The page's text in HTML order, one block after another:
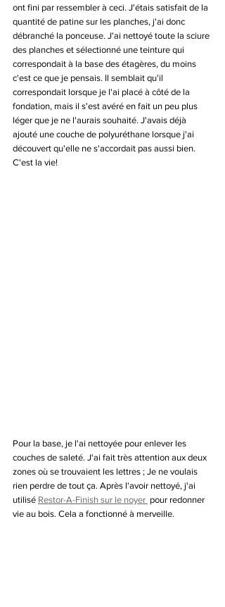
ont fini par ressembler à ceci. J'étais satisfait de la
quantité de patine sur les planches, j'ai donc
débranché la ponceuse. J'ai nettoyé toute la sciure
des planches et sélectionné une teinture qui
correspondait à la base des étagères, du moins
c'est ce que je pensais. Il semblait qu'il
correspondait lorsque je l'ai placé à côté de la
fondation, mais il s'est avéré en fait un peu plus
léger que je ne l'aurais souhaité. J'avais déjà
ajouté une couche de polyuréthane lorsque j'ai
découvert qu'elle ne s'accordait pas aussi bien.
C'est la vie!
Pour la base, je l'ai nettoyée pour enlever les
couches de saleté. J'ai fait très attention aux deux
zones où se trouvaient les lettres ; Je ne voulais
rien perdre de tout ça. Après l'avoir nettoyé, j'ai
utilisé Restor-A-Finish sur le noyer pour redonner
vie au bois. Cela a fonctionné à merveille.